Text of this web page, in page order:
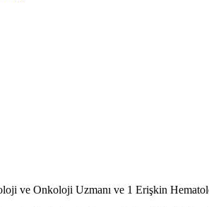
ve Onkoloji Uzmanı ve 1 Erişkin